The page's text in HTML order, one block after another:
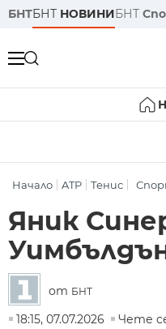
БНТБНТ НОВИНИБНТ
Начало ATP Тенис
Яник
от БНТ
18:15, 07.07.2026
Чете